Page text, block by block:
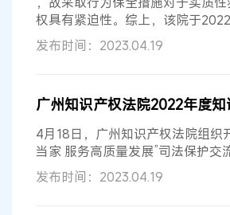
制作了不同的分类信息。享有《
权具有紧迫性。综上，该院于
定：禁止被申请人许诺销售侵害涉
行为。 双方均未申请复议，一审裁
性、基础性核心产业，是发展现代
粮食安全的基础。本案系保护种
用惩罚性赔偿的典型案例。本案
发布时间：2023.04.19
4月18日，广州知识产权法院组织
当家 服务高质量发展”司法保护交
开放日活动。人大代表、政协委员
行业协会、企业代表、高校顾问
发布时间：2023.04.19